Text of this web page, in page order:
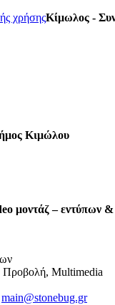
χρήσηςΚίμωλος -
Κιμώλου
μοντάζ – εντύπων
Προβολή, Multimedia
main@stonebug.gr